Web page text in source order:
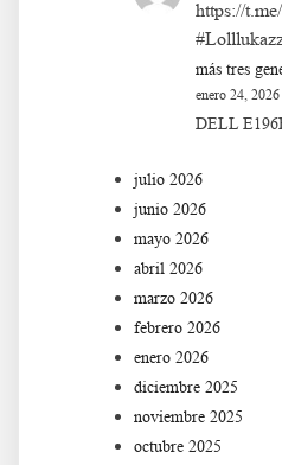
https://
más tres
enero 24, 2026
DELL
julio 2026
junio 2026
mayo 2026
abril 2026
marzo 2026
febrero 2026
enero 2026
diciembre 2025
noviembre 2025
octubre 2025